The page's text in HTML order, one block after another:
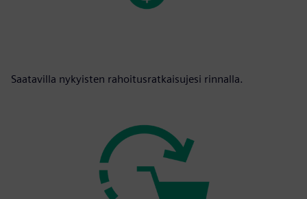
Saatavilla nykyisten rahoitusratkaisujesi rinnalla.